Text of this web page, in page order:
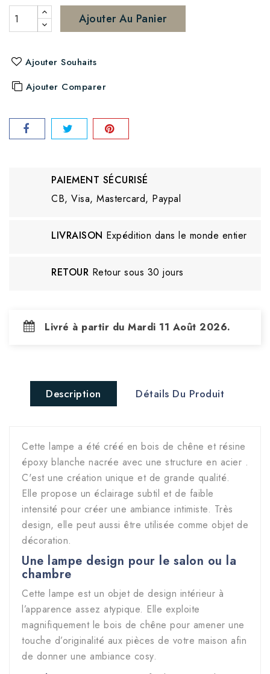
Ajouter Au Panier
Ajouter Souhaits
Ajouter Comparer
PAIEMENT SÉCURISÉ
CB, Visa, Mastercard, Paypal
LIVRAISON Expédition dans le monde entier
RETOUR Retour sous 30 jours
Livré à partir du Mardi 11 Août 2026.
Description Détails Du Produit
Cette lampe a été créé en bois de chêne et résine
époxy blanche nacrée avec une structure en acier .
C'est une création unique et de grande qualité.
Elle propose un éclairage subtil et de faible
intensité pour créer une ambiance intimiste. Très
design, elle peut aussi être utilisée comme objet de
décoration.
Une lampe design pour le salon ou la
chambre
Cette lampe est un objet de design intérieur à
l’apparence assez atypique. Elle exploite
magnifiquement le bois de chêne pour amener une
touche d’originalité aux pièces de votre maison afin
de donner une ambiance cosy.